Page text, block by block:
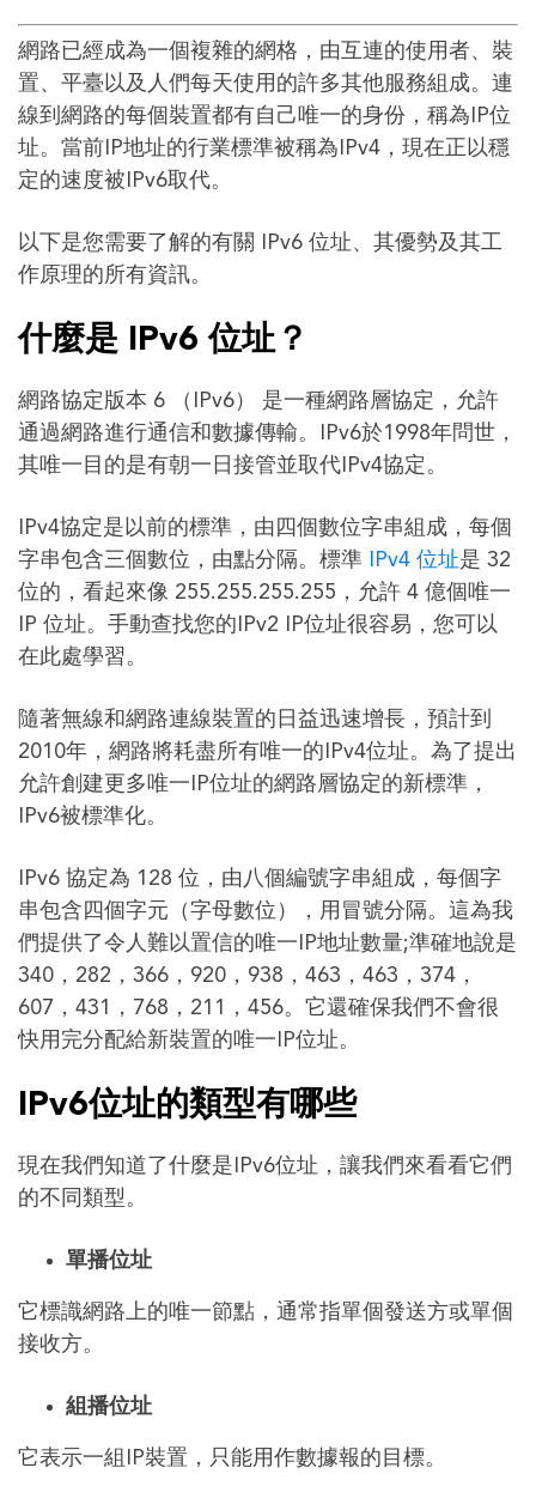
網路已經成為一個複雜的網格，由互連的使用者、裝
置、平臺以及人們每天使用的許多其他服務組成。連
線到網路的每個裝置都有自己唯一的身份，稱為IP位
址。當前IP地址的行業標準被稱為IPv4，現在正以穩
定的速度被IPv6取代。
以下是您需要了解的有關 IPv6 位址、其優勢及其工
作原理的所有資訊。
什麼是 IPv6 位址？
網路協定版本 6 （IPv6） 是一種網路層協定，允許
通過網路進行通信和數據傳輸。IPv6於1998年問世，
其唯一目的是有朝一日接管並取代IPv4協定。
IPv4協定是以前的標準，由四個數位字串組成，每個
字串包含三個數位，由點分隔。標準
IPv4 位址是 32
位的，看起來像 255.255.255.255，允許 4 億個唯一
IP 位址。手動查找您的IPv2 IP位址很容易，您可以
在此處學習。
隨著無線和網路連線裝置的日益迅速增長，預計到
2010年，網路將耗盡所有唯一的IPv4位址。為了提出
允許創建更多唯一IP位址的網路層協定的新標準，
IPv6被標準化。
IPv6 協定為 128 位，由八個編號字串組成，每個字
串包含四個字元（字母數位），用冒號分隔。這為我
們提供了令人難以置信的唯一IP地址數量;準確地說是
340，282，366，920，938，463，463，374，
607，431，768，211，456。它還確保我們不會很
快用完分配給新裝置的唯一IP位址。
IPv6位址的類型有哪些
現在我們知道了什麼是IPv6位址，讓我們來看看它們
的不同類型。
單播位址
它標識網路上的唯一節點，通常指單個發送方或單個
接收方。
組播位址
它表示一組IP裝置，只能用作數據報的目標。